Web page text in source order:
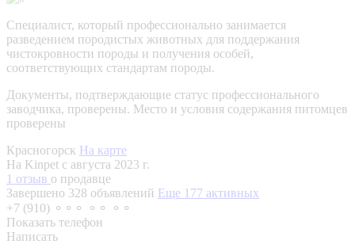
Специалист, который профессионально занимается
разведением породистых животных для поддержания
чистокровности породы и получения особей,
соответствующих стандартам породы.
Документы, подтверждающие статус профессионального
заводчика, проверены. Место и условия содержания питомцев
проверены
Красногорск На карте
На Kinpet c августа 2023 г.
1 отзыв о продавце
Завершено 328 объявлений Еще 177 активных
+7 (910) ⚬⚬⚬ ⚬⚬ ⚬⚬
Показать телефон
Написать